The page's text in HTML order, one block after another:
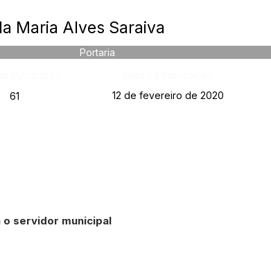
Maria Alves Saraiva
Portaria
61 12 de fevereiro de 2020
o servidor municipal